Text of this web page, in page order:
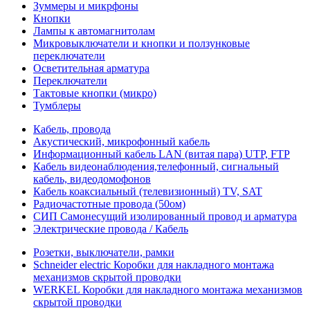
Зуммеры и микрфоны
Кнопки
Лампы к автомагнитолам
Микровыключатели и кнопки и ползунковые
переключатели
Осветительная арматура
Переключатели
Тактовые кнопки (микро)
Тумблеры
Кабель, провода
Акустический, микрофонный кабель
Информационный кабель LAN (витая пара) UTP, FTP
Кабель видеонаблюдения,телефонный, сигнальный
кабель, видеодомофонов
Кабель коаксиальный (телевизионный) TV, SAT
Радиочастотные провода (50ом)
СИП Самонесущий изолированный провод и арматура
Электрические провода / Кабель
Розетки, выключатели, рамки
Schneider electric Коробки для накладного монтажа
механизмов скрытой проводки
WERKEL Коробки для накладного монтажа механизмов
скрытой проводки